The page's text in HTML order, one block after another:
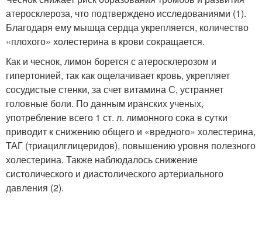
атеросклероза, что подтверждено исследованиями (1).
Благодаря ему мышца сердца укрепляется, количество
«плохого» холестерина в крови сокращается.
Как и чеснок, лимон борется с атеросклерозом и
гипертонией, так как ощелачивает кровь, укрепляет
сосудистые стенки, за счет витамина С, устраняет
головные боли. По данным иранских ученых,
употребление всего 1 ст. л. лимонного сока в сутки
приводит к снижению общего и «вредного» холестерина,
ТАГ (триацилглицеридов), повышению уровня полезного
холестерина. Также наблюдалось снижение
систолического и диастолического артериального
давления (2).